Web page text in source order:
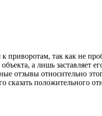
к приворотам, так как не
а лишь заставляет
отзывы относительно
сказать положительного